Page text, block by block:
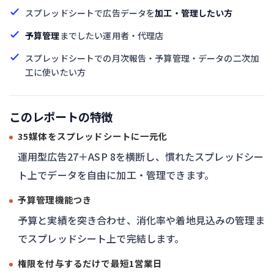
スプレッドシートで広告データを加工・管理したい方
予算管理 までしたい運用者・代理店
スプレッドシートでの月次報告・予算管理・データの二次加
工に使いたい方
このレポートの特徴
35媒体をスプレッドシートに一元化
運用型広告27＋ASP 8を横断し、慣れたスプレッドシー
ト上でデータを自由に加工・管理できます。
予算管理機能つき
予算と実績を突き合わせ、消化率や着地見込みの管理ま
でスプレッドシート上で完結します。
権限を付与するだけで最短1営業日